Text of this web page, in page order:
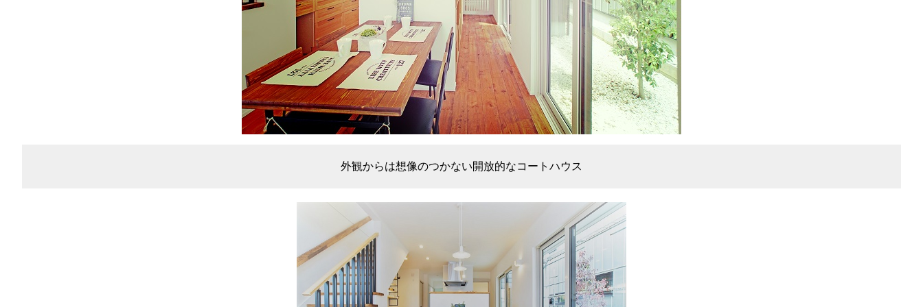
外観からは想像のつかない開放的なコートハウス